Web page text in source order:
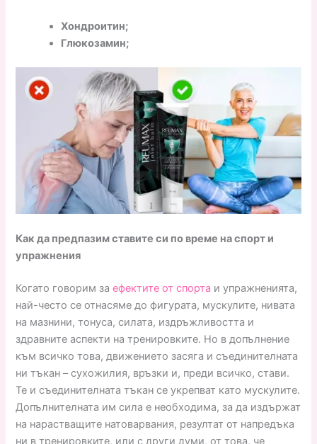
Хондроитин;
Глюкозамин;
Как да предпазим ставите си по време на спорт и
упражнения
Когато говорим заефектите от спорта и упражненията,
най-често се отнасяме до фигурата, мускулите, нивата
на мазнини, тонуса, силата, издръжливостта и
здравните аспекти на тренировките. Но в допълнение
към всичко това, движението засяга и съединителната
ни тъкан – сухожилия, връзки и, преди всичко, стави.
Те и съединителната тъкан се укрепват като мускулите.
Допълнителната им сила е необходима, за да издържат
на нарастващите натоварвания, резултат от напредъка
ни в тренировките, или с други думи, от това, че